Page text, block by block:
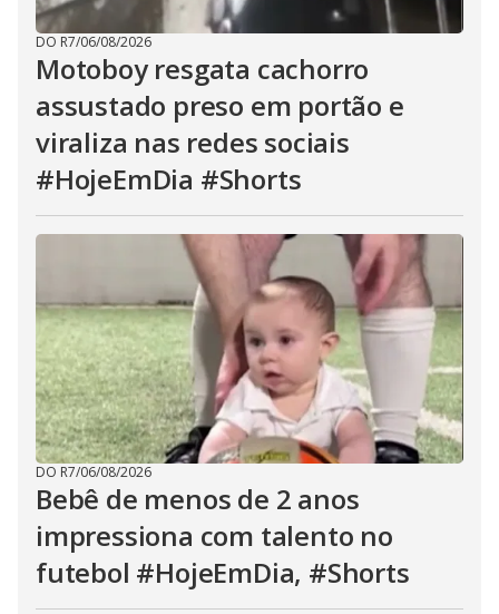
DO R7/06/08/2026
Motoboy resgata cachorro
assustado preso em portão e
viraliza nas redes sociais
#HojeEmDia #Shorts
DO R7/06/08/2026
Bebê de menos de 2 anos
impressiona com talento no
futebol #HojeEmDia, #Shorts